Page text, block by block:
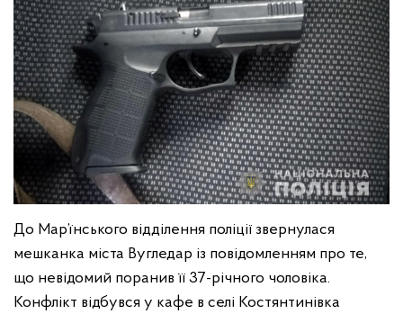
До Мар’їнського відділення поліції звернулася
мешканка міста Вугледар із повідомленням про те,
що невідомий поранив її 37-річного чоловіка.
Конфлікт відбувся у кафе в селі Костянтинівка